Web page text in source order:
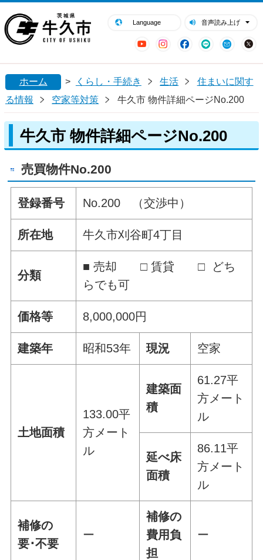
Language 音声読み上げ
YouTubeInstagram
Facebook
LINE Mail
閉じる
ホーム > くらし・手続き 生活
住まいに関す
る情報
空家等対策 牛久市 物件詳細ページNo.200
牛久市 物件詳細ページNo.200
売買物件No.200
登録番号 No.200 （交渉中）
所在地 牛久市刈谷町4丁目
分類
■ 売却 □ 賃貸 □ どち
らでも可
価格等 8,000,000円
建築年 昭和53年 現況 空家
土地面積
133.00平
方メート
ル
建築面
積
61.27平
方メート
ル
延べ床
面積
86.11平
方メート
ル
補修の
要･不要
ー
補修の
費用負
担
ー